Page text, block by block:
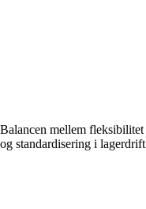
Balancen mellem fleksibilitet
og standardisering i lagerdrift